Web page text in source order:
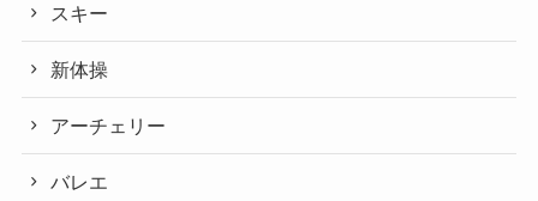
スキー
新体操
アーチェリー
バレエ